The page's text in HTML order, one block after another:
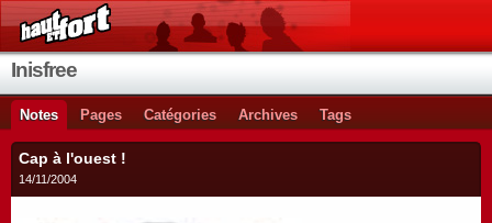
Inisfree
Notes Pages Catégories Archives Tags
Cap à l'ouest !
14/11/2004